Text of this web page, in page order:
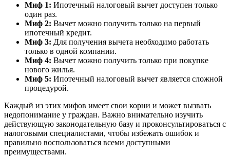
Миф 1: Ипотечный налоговый вычет доступен только
один раз.
Миф 2: Вычет можно получить только на первый
ипотечный кредит.
Миф 3: Для получения вычета необходимо работать
только в одной компании.
Миф 4: Вычет можно получить только при покупке
нового жилья.
Миф 5: Ипотечный налоговый вычет является сложной
процедурой.
Каждый из этих мифов имеет свои корни и может вызвать
недопонимание у граждан. Важно внимательно изучить
действующую законодательную базу и проконсультироваться с
налоговыми специалистами, чтобы избежать ошибок и
правильно воспользоваться всеми доступными
преимуществами.